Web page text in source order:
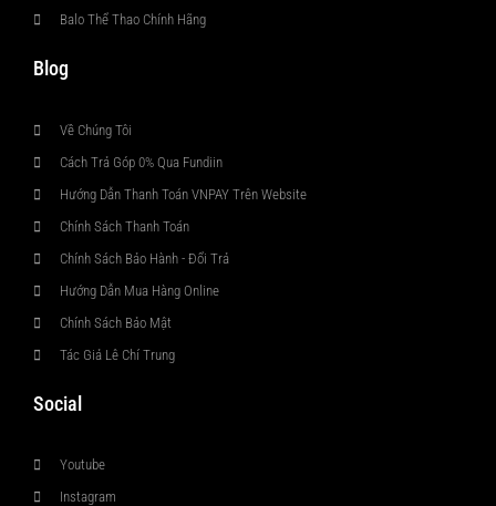
Balo Thể Thao Chính Hãng
Blog
Về Chúng Tôi
Cách Trả Góp 0% Qua Fundiin
Hướng Dẫn Thanh Toán VNPAY Trên Website
Chính Sách Thanh Toán
Chính Sách Bảo Hành - Đổi Trả
Hướng Dẫn Mua Hàng Online
Chính Sách Bảo Mật
Tác Giả Lê Chí Trung
Social
Youtube
Instagram